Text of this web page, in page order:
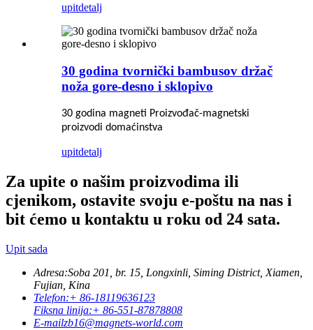
upitdetalj
30 godina tvornički bambusov držač
noža gore-desno i sklopivo
30 godina magneti Proizvođač-magnetski
proizvodi domaćinstva
upitdetalj
Za upite o našim proizvodima ili
cjenikom, ostavite svoju e-poštu na nas i
bit ćemo u kontaktu u roku od 24 sata.
Upit sada
Adresa:Soba 201, br. 15, Longxinli, Siming District, Xiamen,
Fujian, Kina
Telefon:+ 86-18119636123
Fiksna linija:+ 86-551-87878808
E-mailzb16@magnets-world.com